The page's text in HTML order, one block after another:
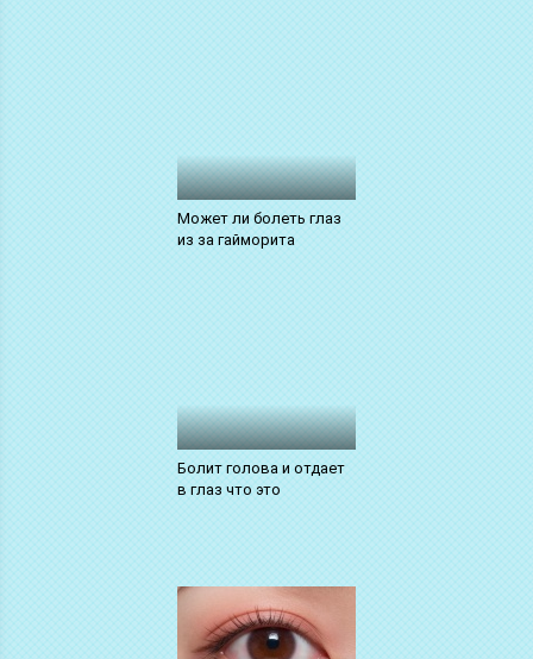
Может ли болеть глаз
из за гайморита
Болит голова и отдает
в глаз что это